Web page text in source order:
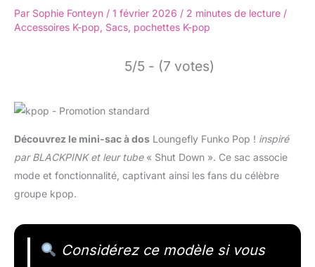
Par Sophie Fonteyn / 1 février 2026 / 2 minutes de lecture /
Accessoires K-pop, Sacs, pochettes K-pop
5/5 - (7 votes)
Découvrez le mini-sac à dos Loungefly Funko Pop ! inspiré
par BLACKPINK et leur tube« Shut Down ». Ce sac associe
mode et fonctionnalité, captivant ainsi les fans du célèbre
groupe kpop.
Considérez ce modèle si vous